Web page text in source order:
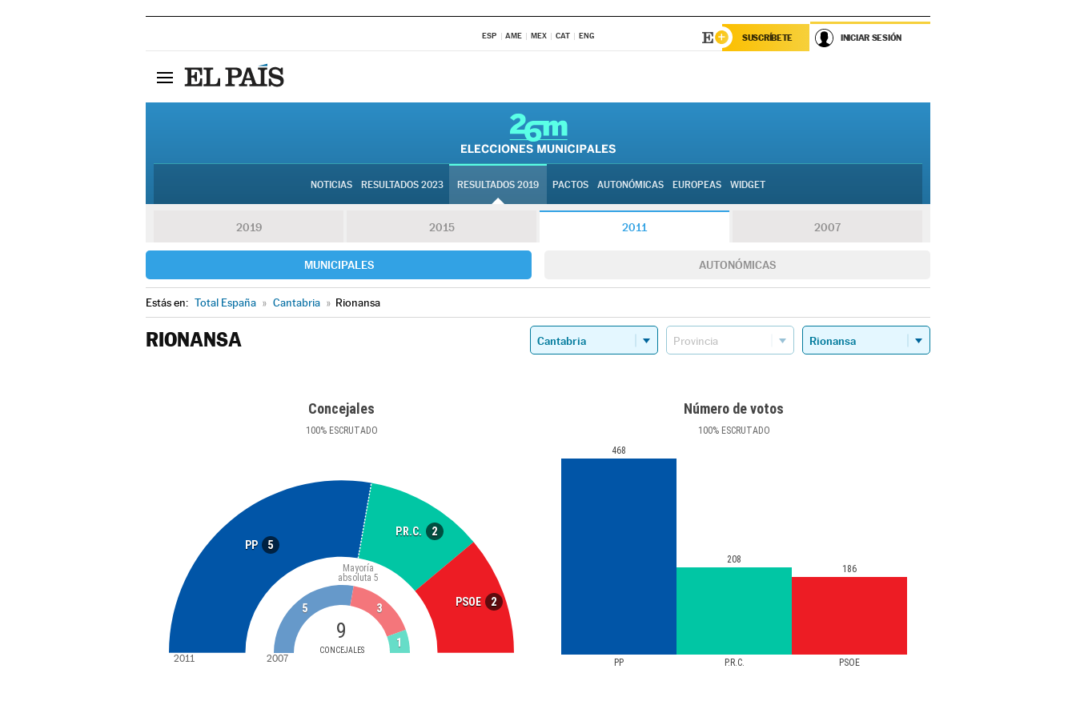
ESP AME MEX CAT ENG SUSCRÍBETE INICIAR SESIÓN
NOTICIAS RESULTADOS 2023 RESULTADOS 2019 PACTOS AUTONÓMICAS EUROPEAS WIDGET
2019 2015 2011 2007
MUNICIPALES AUTONÓMICAS
Estás en: Total España » Cantabria » Rionansa
RIONANSA
Concejales
100%ESCRUTADO
PP 5
P.R.C. 2
PSOE 2
9
CONCEJALES
Mayoría
absoluta 5
5 3
1
2011 2007
Número de votos
100%ESCRUTADO
PP P.R.C. PSOE
468
208
186